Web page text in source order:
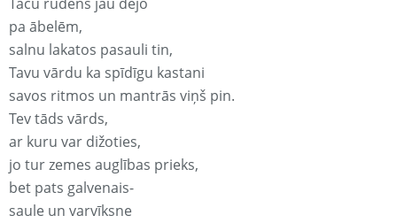
pa ābelēm,
salnu lakatos pasauli tin,
Tavu vārdu ka spīdīgu kastani
savos ritmos un mantrās viņš pin.
Tev tāds vārds,
ar kuru var dižoties,
jo tur zemes auglības prieks,
bet pats galvenais-
saule un varvīksne